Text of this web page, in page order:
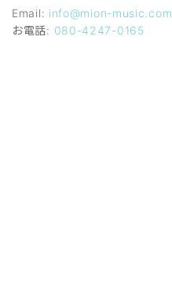
Email: info@mion-music.com
お電話: 080-4247-0165